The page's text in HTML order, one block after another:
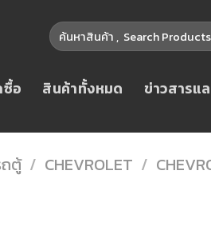
ค้นหา:
ซื้อ สินค้าทั้งหมด ข่าวสารแ
ถตู้ / CHEVROLET /